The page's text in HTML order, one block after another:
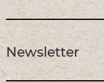
Newsletter